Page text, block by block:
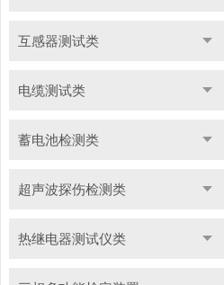
互感器测试类
电缆测试类
蓄电池检测类
超声波探伤检测类
热继电器测试仪类